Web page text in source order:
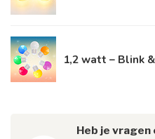
1,2 watt – Blink
Heb je